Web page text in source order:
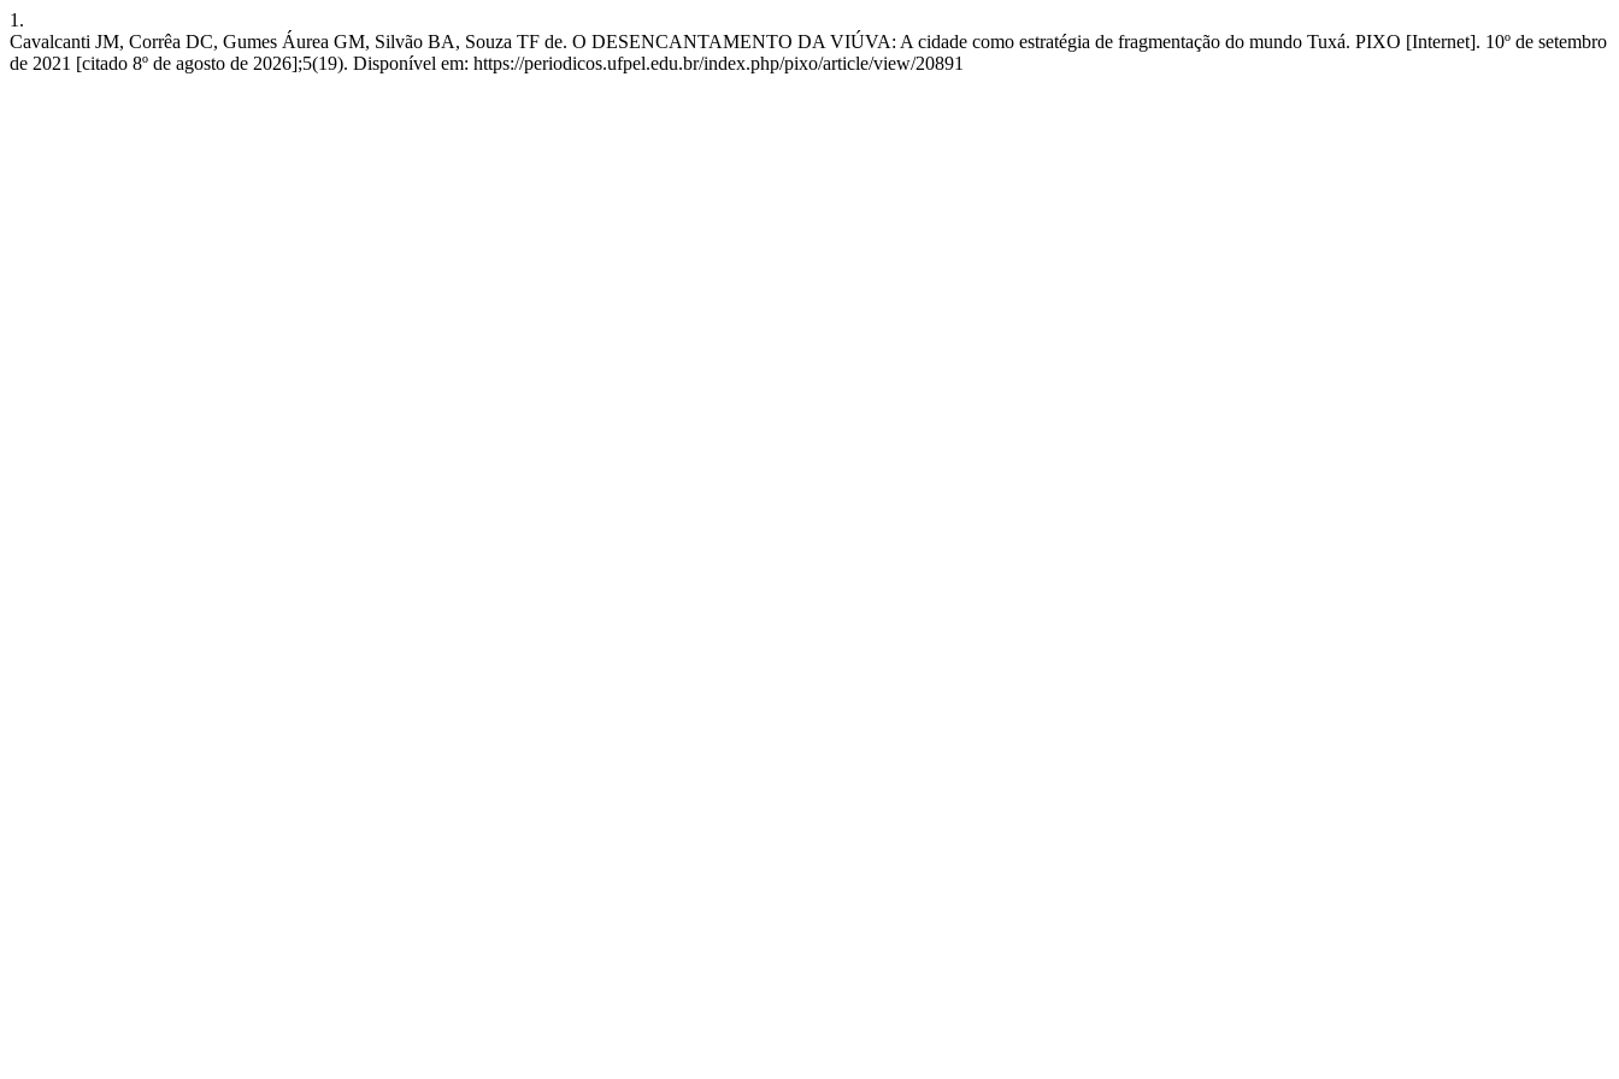
1.
Cavalcanti JM, Corrêa DC, Gumes Áurea GM, Silvão BA, Souza TF de. O DESENCANTAMENTO DA VIÚVA: A cidade como estratégia de fragmentação do mundo Tuxá. PIXO [Internet]. 10º de setembro
de 2021 [citado 8º de agosto de 2026];5(19). Disponível em: https://periodicos.ufpel.edu.br/index.php/pixo/article/view/20891